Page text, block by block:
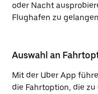
oder Nacht
Flughafen zu
Auswahl an
Mit der Uber App
die Fahrtoption, die